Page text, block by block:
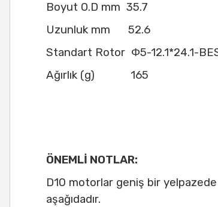
Boyut O.D mm 35.7
Uzunluk mm
52.6
Standart Rotor Φ5-12.1*24.1-
Ağırlık (g)
165
ÖNEMLİ NOTLAR:
D10 motorlar geniş bir
aşağıdadır.